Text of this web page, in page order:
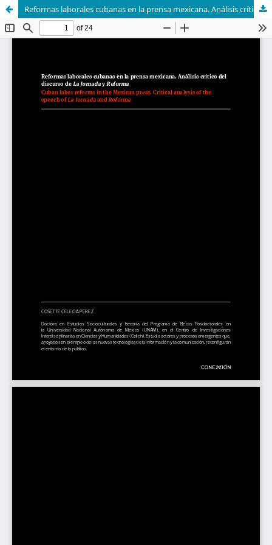
Reformas laborales cubanas en la prensa mexicana. Análisis crítico del discurso de La Jornada y Reforma